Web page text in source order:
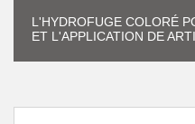
L'HYDROFUGE COLORÉ
ET L'APPLICATION DE